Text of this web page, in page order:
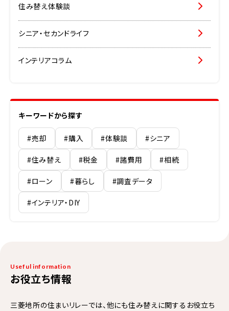
住み替え体験談
シニア・セカンドライフ
インテリアコラム
キーワードから探す
#売却 #購入 #体験談 #シニア
#住み替え #税金 #諸費用 #相続
#ローン #暮らし #調査データ
#インテリア・DIY
Useful information
お役立ち情報
三菱地所の住まいリレーでは、他にも住み替えに関するお役立ち